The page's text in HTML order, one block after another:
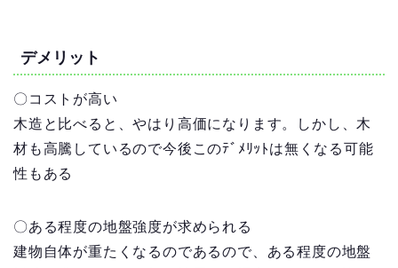
デメリット
〇コストが高い
木造と比べると、やはり高価になります。しかし、木
材も高騰しているので今後このﾃﾞﾒﾘｯﾄは無くなる可能
性もある
〇ある程度の地盤強度が求められる
建物自体が重たくなるのであるので、ある程度の地盤